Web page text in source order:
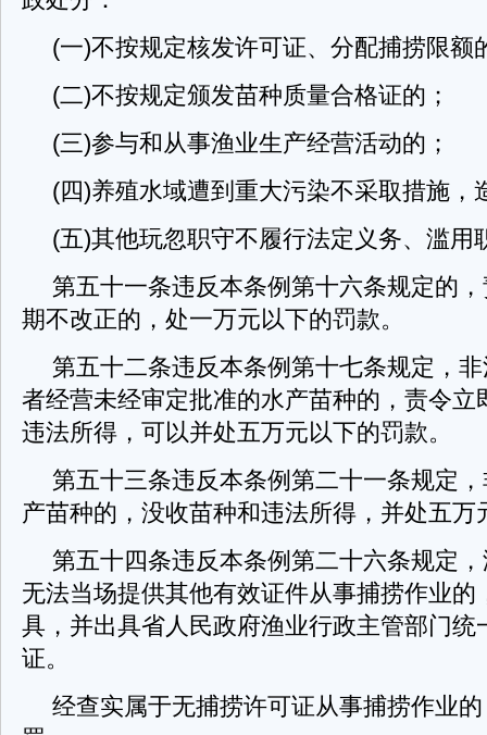
(一)不按规定核发许可证、分配捕捞限额
(二)不按规定颁发苗种质量合格证的；
(三)参与和从事渔业生产经营活动的；
(四)养殖水域遭到重大污染不采取措施，
(五)其他玩忽职守不履行法定义务、滥用
第五十一条违反本条例第十六条规定的
期不改正的，处一万元以下的罚款。
第五十二条违反本条例第十七条规定，
者经营未经审定批准的水产苗种的，责令立
违法所得，可以并处五万元以下的罚款。
第五十三条违反本条例第二十一条规定
产苗种的，没收苗种和违法所得，并处五万
第五十四条违反本条例第二十六条规定
无法当场提供其他有效证件从事捕捞作业的
具，并出具省人民政府渔业行政主管部门统
证。
经查实属于无捕捞许可证从事捕捞作业